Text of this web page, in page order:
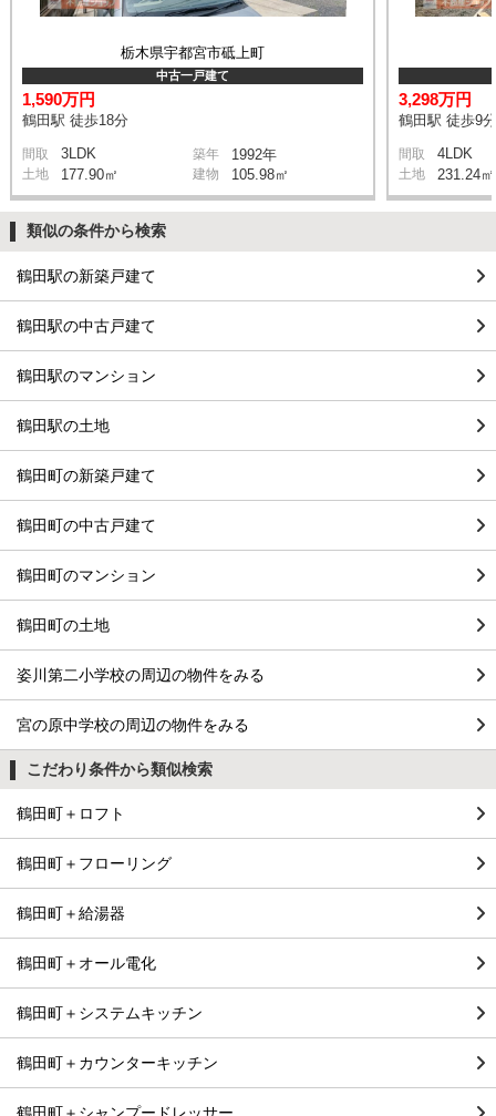
栃木県宇都宮市砥上町
中古一戸建て
1,590万円
鶴田駅 徒歩18分
間取 3LDK 築年 1992年
土地 177.90㎡ 建物 105.98㎡
3,298万円
鶴田駅 徒歩9分
間取 4LDK
土地 231.24㎡
類似の条件から検索
鶴田駅の新築戸建て
鶴田駅の中古戸建て
鶴田駅のマンション
鶴田駅の土地
鶴田町の新築戸建て
鶴田町の中古戸建て
鶴田町のマンション
鶴田町の土地
姿川第二小学校の周辺の物件をみる
宮の原中学校の周辺の物件をみる
こだわり条件から類似検索
鶴田町＋ロフト
鶴田町＋フローリング
鶴田町＋給湯器
鶴田町＋オール電化
鶴田町＋システムキッチン
鶴田町＋カウンターキッチン